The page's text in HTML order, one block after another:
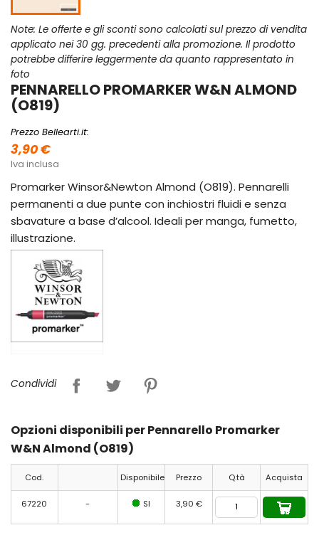
Note: Le offerte e gli sconti sono calcolati sul prezzo di vendita
applicato nei 30 gg. precedenti alla promozione. Il prodotto
potrebbe differire leggermente da quanto rappresentato in
foto
PENNARELLO PROMARKER W&N ALMOND
(O819)
Prezzo Bellearti.it:
3,90 €
Iva inclusa
Promarker Winsor&Newton Almond (O819). Pennarelli
permanenti a due punte con inchiostri fluidi e senza
sbavature a base d’alcool. Ideali per manga, fumetto,
illustrazione.
Condividi
Opzioni disponibili per Pennarello Promarker
W&N Almond (O819)
Cod. Disponibile Prezzo Q.tà Acquista
67220 - SI 3,90 €